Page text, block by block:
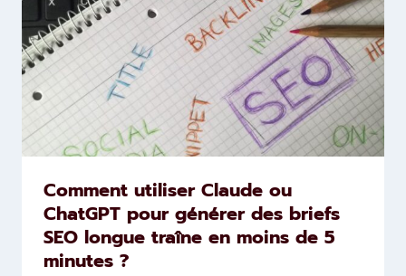
Comment utiliser Claude ou
ChatGPT pour générer des briefs
SEO longue traîne en moins de 5
minutes ?